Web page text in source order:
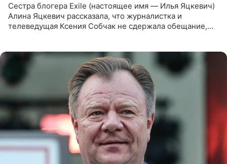
Сестра блогера Exile (настоящее имя — Илья Яцкевич)
Алина Яцкевич рассказала, что журналистка и
телеведущая Ксения Собчак не сдержала обещание,